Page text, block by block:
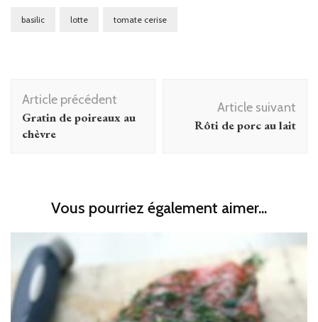
basilic lotte tomate cerise
Navigation
d'article
Article précédent
Gratin de poireaux au
chèvre
Article suivant
Rôti de porc au lait
Vous pourriez également aimer...